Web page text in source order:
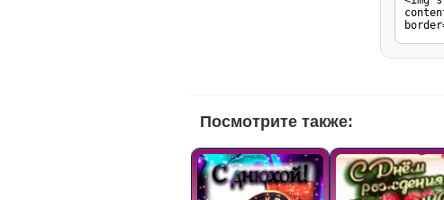
Посмотрите также: